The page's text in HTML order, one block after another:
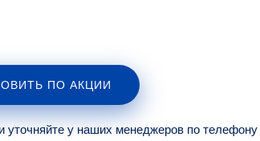
ПО АКЦИИ
уточняйте у наших менеджеров по телефону